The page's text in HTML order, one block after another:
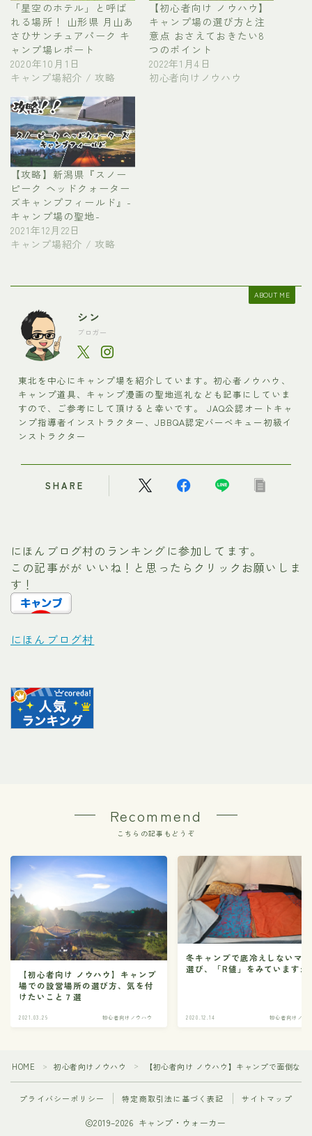
「星空のホテル」と呼ば
れる場所！ 山形県 月山あ
さひサンチュアパーク キ
ャンプ場レポート
2020年10月1日
キャンプ場紹介 / 攻略
【初心者向け ノウハウ】
キャンプ場の選び方と注
意点 おさえておきたい8
つのポイント
2022年1月4日
初心者向けノウハウ
【攻略】新潟県『スノー
ピーク ヘッドクォーター
ズキャンプフィールド』-
キャンプ場の聖地-
2021年12月22日
キャンプ場紹介 / 攻略
ABOUT ME
シン
ブロガー
東北を中心にキャンプ場を紹介しています。初心者ノウハウ、
キャンプ道具、キャンプ漫画の聖地巡礼なども記事にしていま
すので、ご参考にして頂けると幸いです。 JAQ公認オートキャ
ンプ指導者インストラクター、JBBQA認定バーベキュー初級イ
ンストラクター
SHARE
にほんブログ村のランキングに参加してます。
この記事がが いいね！と思ったらクリックお願いしま
す！
にほんブログ村
Recommend
こちらの記事もどうぞ
【初心者向け ノウハウ】キャンプ
場での設営場所の選び方、気を付
けたいこと７選
2021.03.29 初心者向けノウハウ
冬キャンプで底冷えしないマ
選び、「R値」をみていますか
2020.12.14 初心者向けノウ
HOME ＞ 初心者向けノウハウ ＞ 【初心者向け ノウハウ】キャンプで面倒な
プライバシーポリシー 特定商取引法に基づく表記 サイトマップ
2019–2026 キャンプ・ウォーカー